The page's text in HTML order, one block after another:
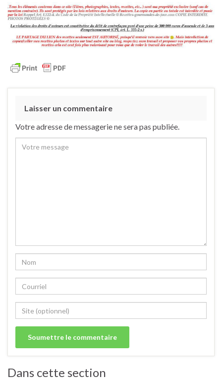
Laisser un commentaire
Votre adresse de messagerie ne sera pas publiée.
Dans cette section